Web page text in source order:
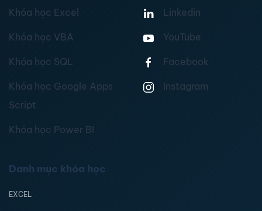
Khóa học Excel
Khóa học VBA
Khóa học SQL
Khóa học Google Apps
Script
Khóa học Power BI
Linkedin
YouTube
Facebook
Instagram
Danh mục khóa học
EXCEL